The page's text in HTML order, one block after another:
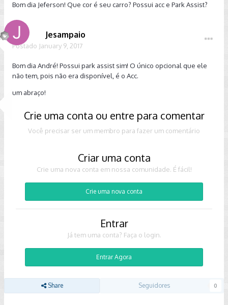
Bom dia Jeferson! Que cor é seu carro? Possui acc e Park Assist?
Jesampaio
Postado January 9, 2017
Bom dia André! Possui park assist sim! O único opcional que ele
não tem, pois não era disponível, é o Acc.
um abraço!
Crie uma conta ou entre para comentar
Você precisar ser um membro para fazer um comentário
Criar uma conta
Crie uma nova conta em nossa comunidade. É fácil!
Crie uma nova conta
Entrar
Já tem uma conta? Faça o login.
Entrar Agora
Share Seguidores 0